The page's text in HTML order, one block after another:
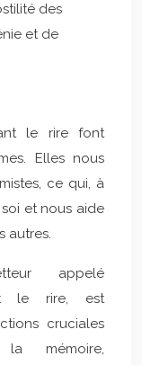
des
et de
le rire font
Elles nous
ce qui, à
et nous aide
autres.
appelé
le rire, est
cruciales
mémoire,